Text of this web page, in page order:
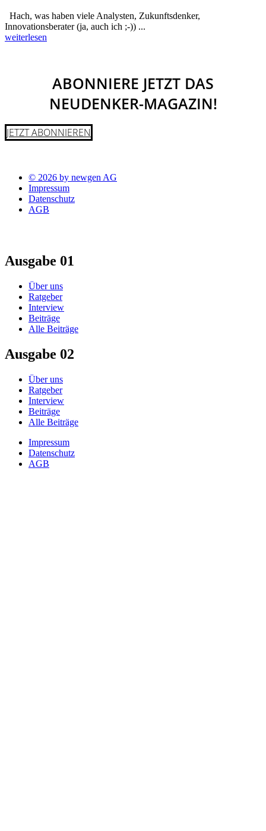
Hach, was haben viele Analysten, Zukunftsdenker,
Innovationsberater (ja, auch ich ;-)) ...
weiterlesen
ABONNIERE JETZT DAS
NEUDENKER-MAGAZIN!
JETZT ABONNIEREN
© 2026 by newgen AG
Impressum
Datenschutz
AGB
Ausgabe 01
Über uns
Ratgeber
Interview
Beiträge
Alle Beiträge
Ausgabe 02
Über uns
Ratgeber
Interview
Beiträge
Alle Beiträge
Impressum
Datenschutz
AGB